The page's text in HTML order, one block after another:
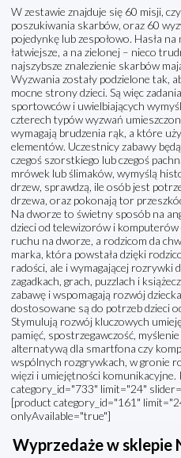
W zestawie znajduje się 60 misji,
poszukiwania skarbów, oraz 60
pojedynkę lub zespołowo. Hasła
łatwiejsze, a na zielonej – nieco
najszybsze znalezienie skarbów
Wyzwania zostały podzielone tak,
mocne strony dzieci. Są więc
sportowców i uwielbiających
czterech typów wyzwań
wymagają brudzenia rąk, a które
elementów. Uczestnicy zabawy
czegoś szorstkiego lub czegoś
mrówek lub ślimaków, wymyślą
drzew, sprawdzą, ile osób jest
drzewa, oraz pokonają tor
Na dworze to świetny sposób na
dzieci od telewizorów i komputerów
ruchu na dworze, a rodzicom da
marka, która powstała dzięki
radości, ale i wymagającej rozrywki
zagadkach, grach, puzzlach i
zabawę i wspomagają rozwój
dostosowane są do potrzeb dzieci
Stymulują rozwój kluczowych
pamięć, spostrzegawczość,
alternatywą dla smartfona czy
wspólnych rozgrywkach, w gronie
więzi i umiejętności komunikacyjne.
category_id="733" limit="24"
[product category_id="161"
onlyAvailable="true"]
Wyprzedaże w sklepie